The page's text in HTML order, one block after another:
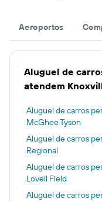
Aeroportos
Aluguel de
atendem
Aluguel de carros
McGhee Tyson
Aluguel de carros
Regional
Aluguel de carros
Lovell Field
Aluguel de carros